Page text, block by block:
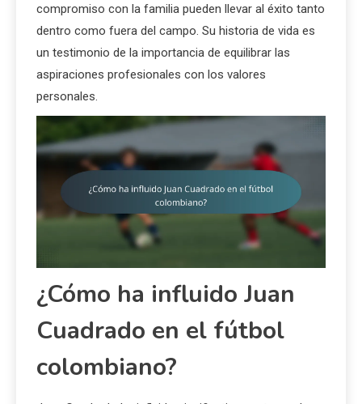
compromiso con la familia pueden llevar al éxito tanto
dentro como fuera del campo. Su historia de vida es
un testimonio de la importancia de equilibrar las
aspiraciones profesionales con los valores
personales.
¿Cómo ha influido Juan
Cuadrado en el fútbol
colombiano?